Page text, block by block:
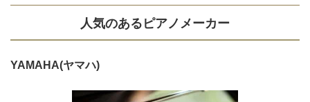
人気のあるピアノメーカー
YAMAHA(ヤマハ)